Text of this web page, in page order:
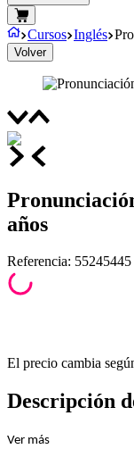
Cursos Inglés
Volver
años
Referencia: 55245445
El precio cambia
Descripción
Ver más